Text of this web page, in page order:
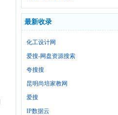
最新收录
化工设计网
爱搜-网盘资源搜索
夸搜搜
昆明尚培家教网
爱搜
IP数据云